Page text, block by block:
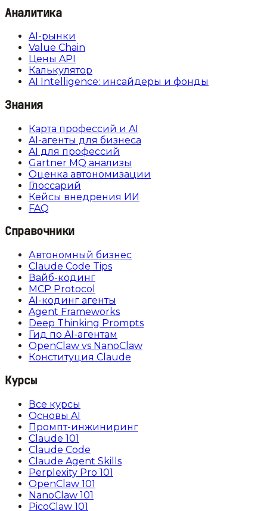
Аналитика
AI-рынки
Value Chain
Цены API
Калькулятор
AI Intelligence: инсайдеры и фонды
Знания
Карта профессий и AI
AI-агенты для бизнеса
AI для профессий
Gartner MQ анализы
Оценка автономизации
Глоссарий
Кейсы внедрения ИИ
FAQ
Справочники
Автономный бизнес
Claude Code Tips
Вайб-кодинг
MCP Protocol
AI-кодинг агенты
Agent Frameworks
Deep Thinking Prompts
Гид по AI-агентам
OpenClaw vs NanoClaw
Конституция Claude
Курсы
Все курсы
Основы AI
Промпт-инжиниринг
Claude 101
Claude Code
Claude Agent Skills
Perplexity Pro 101
OpenClaw 101
NanoClaw 101
PicoClaw 101